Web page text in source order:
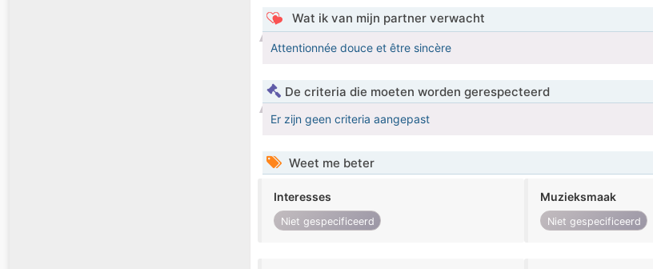
Wat ik van mijn partner verwacht
Attentionnée douce et être sincère
De criteria die moeten worden gerespecteerd
Er zijn geen criteria aangepast
Weet me beter
Interesses
Niet gespecificeerd
Muzieksmaak
Niet gespecificeerd